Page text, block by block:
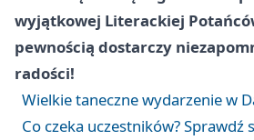
wyjątkowej Literackiej
pewnością dostarczy
radości!
Wielkie taneczne wydarzenie w
Co czeka uczestników? Sprawdź